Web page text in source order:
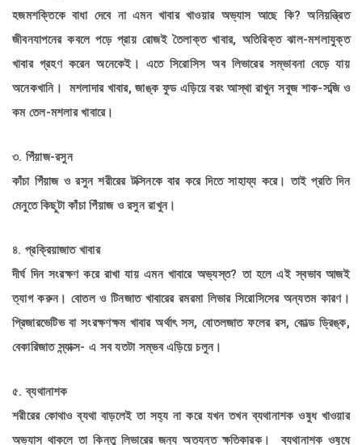
হজমশক্তিকে বাধা দেবে না এমন খাবার খাওয়ার অভ্যাস আছে কি? অনিয়ন্ত্রিত
জীবনযাপনের কবলে পড়ে প্রায় রোজই তৈলাক্ত খাবার, অতিরিক্ত ঝাল-মশলাযুক্ত
খাবার গ্রহণ করেন অনেকেই। এতে সিরোসিস অব লিভারের সম্ভাবনা বেড়ে যায়
অনেকখানি। মশলাদার খাবার, জাঙ্ক ফুড এড়িয়ে বরং আস্থা রাখুন সবুজ শাক-সব্জি ও
কম তেল-মশলার খাবারে।
৩. পিঁয়াজ-রসুন
কাঁচা পিঁয়াজ ও রসুন শরীরের টক্সিনকে বার করে দিতে সাহায্য করে। তাই প্রতি দিন
মেনুতে কিছুটা কাঁচা পিঁয়াজ ও রসুন রাখুন।
৪. প্রক্রিয়াজাত খাবার
দীর্ঘ দিন সংরক্ষণ করে রাখা যায় এমন খাবারে অভ্যস্ত? তা হলে এই স্বভাব আজই
ত্যাগ করুন। বোতল ও টিনজাত খাবারের রমরমা লিভার সিরোসিসের অন্যতম কারণ।
প্রিজারভেটিভ বা সংরক্ষণক্ষম খাবার অর্থাৎ সস, বোতলজাত ফলের রস, কোল্ড ড্রিঙ্ক,
বেকারিজাত স্ন্যাক্স- এ সব যতটা সম্ভব এড়িয়ে চলুন।
৫. ব্যথানাশক
শরীরের কোথাও ব্যথা বাড়লেই তা সহ্য না করে যখন তখন ব্যথানাশক ওষুধ খাওয়ার
অভ্যাস থাকলে তা কিন্তু লিভারের জন্য অত্যন্ত ক্ষতিকারক। ব্যথানাশক ওষুধে